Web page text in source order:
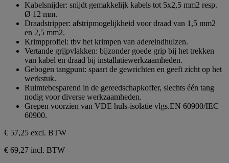
sterren.
Kabelsnijder: snijdt gemakkelijk kabels tot 5x2,5 mm2 resp.
Ø 12 mm.
Draadstripper: afstripmogelijkheid voor draad van 1,5 mm2
en 2,5 mm2.
Krimpprofiel: tbv het krimpen van adereindhulzen.
Vertande grijpvlakken: bijzonder goede grip bij het trekken
van kabel en draad bij installatiewerkzaamheden.
Gebogen tangpunt: spaart de gewrichten en geeft zicht op het
werkstuk.
Ruimtebesparend in de gereedschapkoffer, slechts één tang
nodig voor diverse werkzaamheden.
Grepen voorzien van VDE huls-isolatie vlgs.EN 60900/IEC
60900.
€ 57,25 excl. BTW
€ 69,27 incl. BTW